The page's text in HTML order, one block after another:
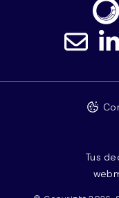
Tus